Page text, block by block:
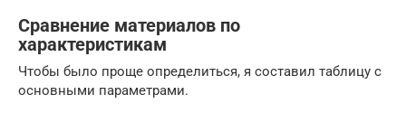
Сравнение материалов по
характеристикам
Чтобы было проще определиться, я составил таблицу с
основными параметрами.